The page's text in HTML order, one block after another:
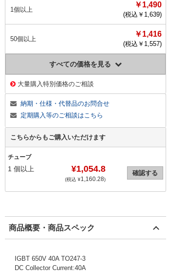
1個以上
￥1,490
(税込￥ 1,639)
50個以上
￥1,416
(税込￥ 1,557)
すべての価格を見る
大量購入特別価格のご相談
納期・仕様・代替品のお問合せ
定期購入等のご相談はこちら
こちらからもご購入いただけます
チューブ
1 個以上 ¥1,054.8
(税込 ¥1,160.28)
確認する
商品概要・商品スペック
IGBT 650V 40A TO247-3
DC Collector Current:40A